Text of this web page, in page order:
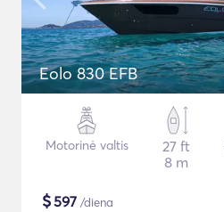
Eolo 830 EFB
Motorinė valtis
27 ft
8 m
$597 /diena